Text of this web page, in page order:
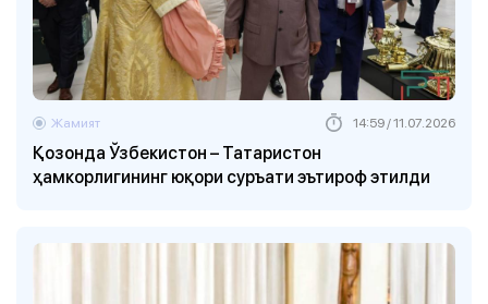
Қозонда Ўзбекистон – Татаристон
ҳамкорлигининг юқори суръати эътироф этилди
Жамият 14:59 / 11.07.2026